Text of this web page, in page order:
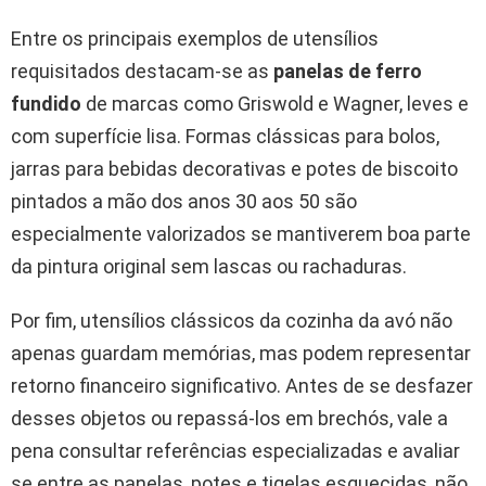
Entre os principais exemplos de utensílios
requisitados destacam-se as panelas de ferro
fundido de marcas como Griswold e Wagner, leves e
com superfície lisa. Formas clássicas para bolos,
jarras para bebidas decorativas e potes de biscoito
pintados a mão dos anos 30 aos 50 são
especialmente valorizados se mantiverem boa parte
da pintura original sem lascas ou rachaduras.
Por fim, utensílios clássicos da cozinha da avó não
apenas guardam memórias, mas podem representar
retorno financeiro significativo. Antes de se desfazer
desses objetos ou repassá-los em brechós, vale a
pena consultar referências especializadas e avaliar